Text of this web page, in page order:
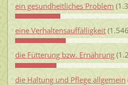
ein gesundheitliches Problem
eine Verhaltensauffälligkeit
die Fütterung bzw. Ernährung
die Haltung und Pflege allgemein